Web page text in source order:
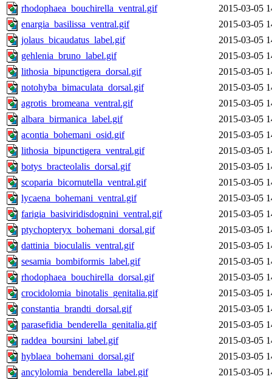
rhodophaea_bouchirella_ventral.gif
2015-03-05
enargia_basilissa_ventral.gif
2015-03-05
jolaus_bicaudatus_label.gif
2015-03-05
gehlenia_bruno_label.gif
2015-03-05
lithosia_bipunctigera_dorsal.gif
2015-03-05
notohyba_bimaculata_dorsal.gif
2015-03-05
agrotis_bromeana_ventral.gif
2015-03-05
albara_birmanica_label.gif
2015-03-05
acontia_bohemani_osid.gif
2015-03-05
lithosia_bipunctigera_ventral.gif
2015-03-05
botys_bracteolalis_dorsal.gif
2015-03-05
scoparia_bicornutella_ventral.gif
2015-03-05
lycaena_bohemani_ventral.gif
2015-03-05
farigia_basiviridisdognini_ventral.gif
2015-03-05
ptychopteryx_bohemani_dorsal.gif
2015-03-05
dattinia_bioculalis_ventral.gif
2015-03-05
sesamia_bombiformis_label.gif
2015-03-05
rhodophaea_bouchirella_dorsal.gif
2015-03-05
crocidolomia_binotalis_genitalia.gif
2015-03-05
constantia_brandti_dorsal.gif
2015-03-05
parasefidia_benderella_genitalia.gif
2015-03-05
raddea_boursini_label.gif
2015-03-05
hyblaea_bohemani_dorsal.gif
2015-03-05
ancylolomia_benderella_label.gif
2015-03-05